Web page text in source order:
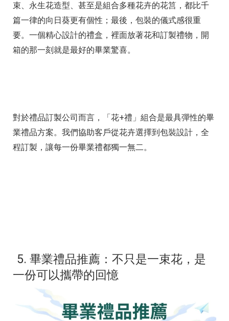
束、永生花造型、甚至是組合多種花卉的花筥，都比千
篇一律的向日葵更有個性；最後，包裝的儀式感很重
要。一個精心設計的禮盒，裡面放著花和訂製禮物，開
箱的那一刻就是最好的畢業驚喜。
對於禮品訂製公司而言，「花+禮」組合是最具彈性的畢
業禮品方案。我們協助客戶從花卉選擇到包裝設計，全
程訂製，讓每一份畢業禮都獨一無二。
5. 畢業禮品推薦：不只是一束花，是
一份可以攜帶的回憶